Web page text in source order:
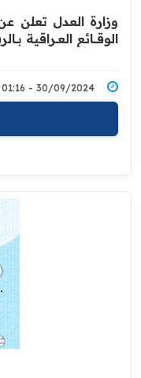
وزارة العدل تعلن عن
‏الوقــــائع العــراقية
30/09/2024 - 01:16 صباحًا